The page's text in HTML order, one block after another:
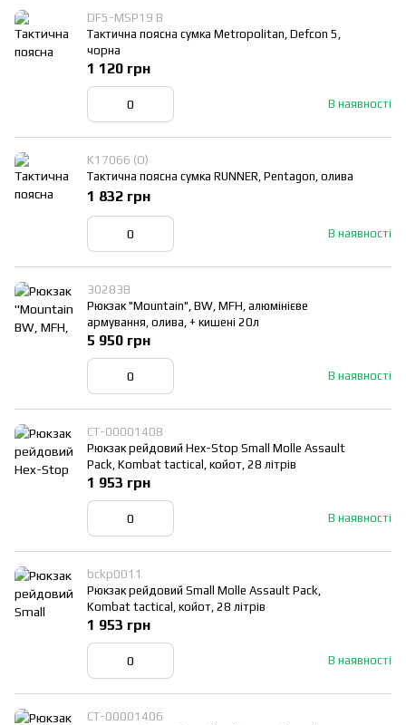
DF5-MSP19 B
Тактична поясна сумка Metropolitan, Defcon 5,
чорна
В наявності
1 120 грн
K17066 (О)
Тактична поясна сумка RUNNER, Pentagon, олива
В наявності
1 832 грн
30283В
Рюкзак "Mountain", BW, MFH, алюмінієве
армування, олива, + кишені 20л
В наявності
5 950 грн
СТ-00001408
Рюкзак рейдовий Hex-Stop Small Molle Assault
Pack, Kombat tactical, койот, 28 літрів
В наявності
1 953 грн
bckp0011
Рюкзак рейдовий Small Molle Assault Pack,
Kombat tactical, койот, 28 літрів
В наявності
1 953 грн
СТ-00001406